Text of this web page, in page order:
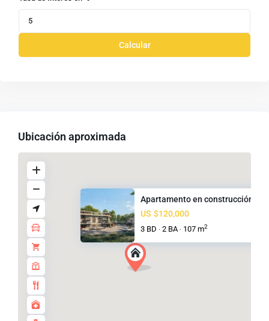
Calcular
Ubicación aproximada
Apartamento en construcción-
US $120,000
3 BD · 2 BA · 107 m2